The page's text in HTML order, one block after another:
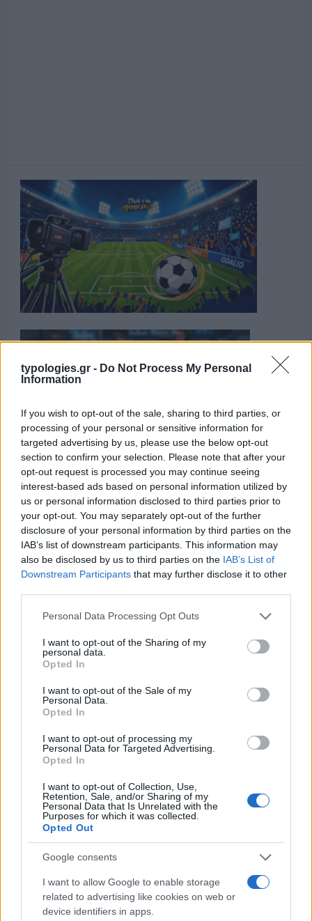
typologies.gr - Do Not Process My Personal
Information
If you wish to opt-out of the sale, sharing to third parties, or
processing of your personal or sensitive information for
targeted advertising by us, please use the below opt-out
section to confirm your selection. Please note that after your
opt-out request is processed you may continue seeing
interest-based ads based on personal information utilized by
us or personal information disclosed to third parties prior to
your opt-out. You may separately opt-out of the further
disclosure of your personal information by third parties on the
IAB’s list of downstream participants. This information may
also be disclosed by us to third parties on the IAB’s List of
Downstream Participants that may further disclose it to other
Please note that this website/app uses one or more Google
not limited to your visit or usage behaviour. You may click to
grant or deny consent to Google and its third-party tags to
use your data for below specified purposes in below Google
consent section.
Personal Data Processing Opt Outs
I want to opt-out of the Sharing of my
personal data.
Opted In
I want to opt-out of the Sale of my
Personal Data.
Opted In
I want to opt-out of processing my
Personal Data for Targeted Advertising.
Opted In
I want to opt-out of Collection, Use,
Retention, Sale, and/or Sharing of my
Personal Data that Is Unrelated with the
Purposes for which it was collected.
Opted Out
Google consents
I want to allow Google to enable storage
related to advertising like cookies on web or
device identifiers in apps.
Η ΣΤΗΛΗ ΜΑΣ